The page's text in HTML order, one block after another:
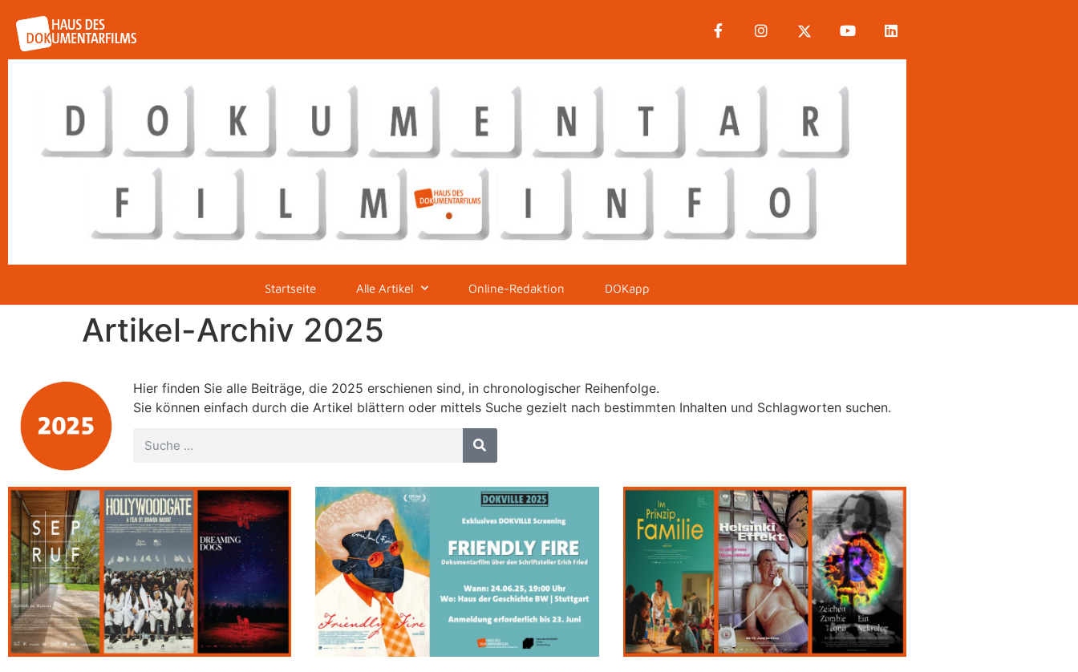
Startseite Alle Artikel Online-Redaktion DOKapp
Artikel-Archiv 2025
Hier finden Sie alle Beiträge, die 2025 erschienen sind, in chronologischer Reihenfolge.
Sie können einfach durch die Artikel blättern oder mittels Suche gezielt nach bestimmten Inhalten und Schlagworten suchen.